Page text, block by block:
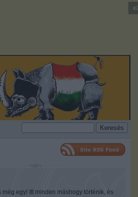
még egy! Itt minden máshogy történik, és